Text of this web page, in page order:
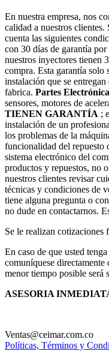
En nuestra empresa, nos
calidad a nuestros clientes.
cuenta las siguientes
con 30 días de garantía
nuestros inyectores tienen
compra. Esta garantía solo
instalación que se
fabrica. Partes
sensores, motores de
TIENEN GARANTÍA ;
instalación de un
los problemas de la
funcionalidad del repuesto
sistema electrónico del
productos y repuestos, no
nuestros clientes revisar
técnicas y condiciones de
tiene alguna pregunta o
no dude en contactarnos.
Se le realizan cotizaciones
En caso de que usted
comuníquese directamente
menor tiempo posible será
ASESORIA
Ventas@ceimar.com.co
Políticas, Términos y